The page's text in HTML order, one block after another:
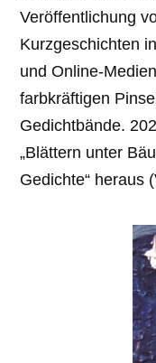
Veröffentlichung
Kurzgeschichten
und Online-
farbkräftigen
Gedichtbände.
„Blättern unter
Gedichte“ heraus